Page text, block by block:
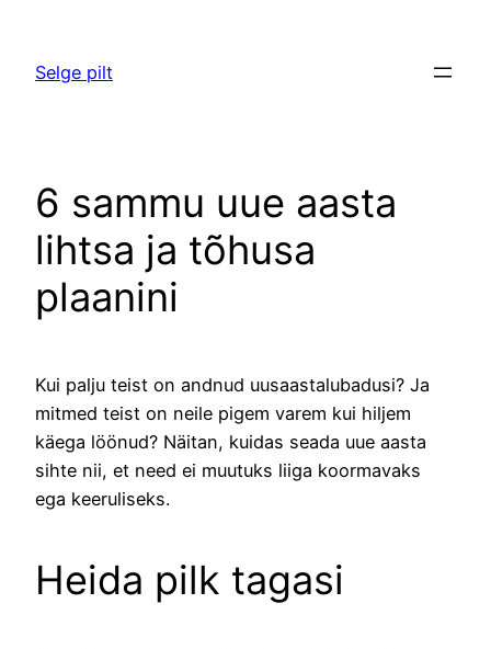
juurde
Selge pilt
6 sammu uue aasta
lihtsa ja tõhusa
plaanini
Kui palju teist on andnud uusaastalubadusi? Ja
mitmed teist on neile pigem varem kui hiljem
käega löönud? Näitan, kuidas seada uue aasta
sihte nii, et need ei muutuks liiga koormavaks
ega keeruliseks.
Heida pilk tagasi